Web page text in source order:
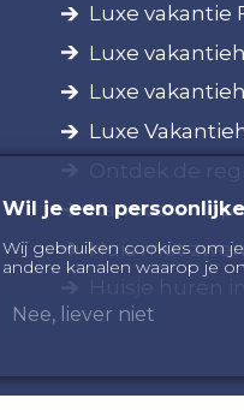
Luxe vakantie
Luxe
Luxe
Luxe
Kanovaren op
Huis met
Wil je een
Wij gebruiken cookies om
andere kanalen waarop je
Nee, liever niet